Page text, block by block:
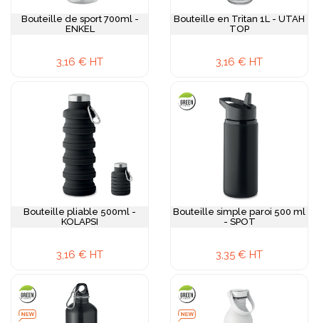
Bouteille de sport 700ml -
ENKEL
3,16 € HT
Bouteille en Tritan 1L - UTAH
TOP
3,16 € HT
Bouteille pliable 500ml -
KOLAPSI
3,16 € HT
Bouteille simple paroi 500 ml
- SPOT
3,35 € HT